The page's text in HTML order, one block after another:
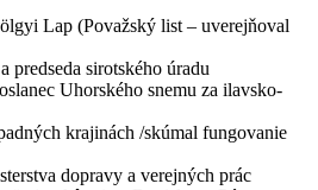
Lap (Považský list – uverejňoval
predseda sirotského úradu
Uhorského snemu za ilavsko-
krajinách /skúmal fungovanie
dopravy a verejných prác